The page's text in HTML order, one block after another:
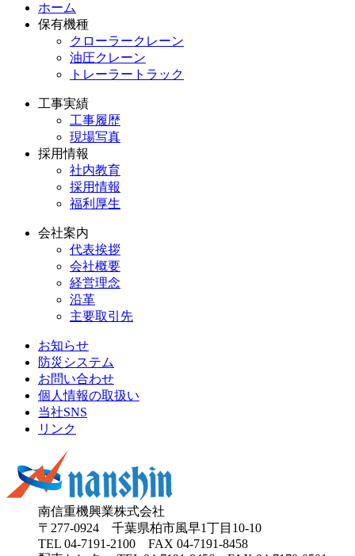
ホーム
保有機種
クローラークレーン
油圧クレーン
トレーラートラック
工事実績
工事履歴
現場写真
採用情報
社内教育
採用情報
福利厚生
会社案内
代表挨拶
会社概要
経営理念
沿革
主要取引先
お知らせ
防災システム
お問い合わせ
個人情報の取扱い
当社SNS
リンク
南信重機興業株式会社
〒277-0924 千葉県柏市風早1丁目10-10
TEL 04-7191-2100 FAX 04-7191-8458